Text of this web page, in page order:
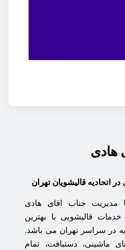
هادی
اتحادیه قالیشویان تهران
مدیریت جناب اقای هادی
خدمات قالیشویی با بهترین
در سراسر تهران می باشد.
ماشینی، دستبافت، تمام